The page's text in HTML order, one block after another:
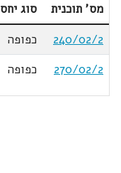
מס' תוכנית סוג יחס
240/02/2
כפופה
270/02/2
כפופה